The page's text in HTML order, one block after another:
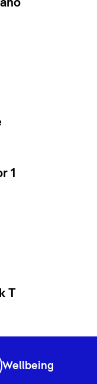
1
T
Wellbeing